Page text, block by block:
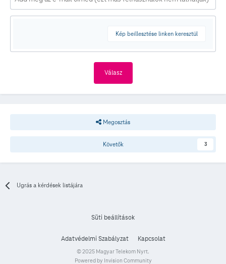
Kép beillesztése linken keresztül
Válasz
Megosztás
Követők 3
Ugrás a kérdések listájára
Süti beállítások
Adatvédelmi Szabályzat Kapcsolat
© 2025 Magyar Telekom Nyrt.
Powered by Invision Community